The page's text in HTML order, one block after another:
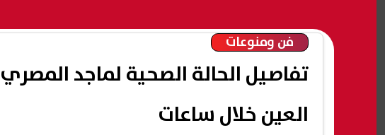
فن ومنوعات
تفاصيل الحالة الصحية لماجد
العين خلال ساعات